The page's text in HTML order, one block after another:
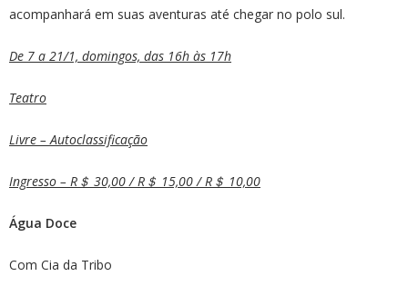
acompanhará em suas aventuras até chegar no polo sul.
De 7 a 21/1, domingos, das 16h às 17h
Teatro
Livre – Autoclassificação
Ingresso – R＄ 30,00 / R＄ 15,00 / R＄ 10,00
Água Doce
Com Cia da Tribo